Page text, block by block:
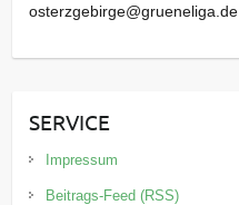
osterzgebirge@grueneliga.de
SERVICE
Impressum
Beitrags-Feed (RSS)